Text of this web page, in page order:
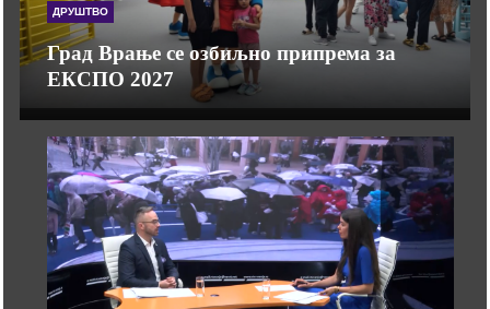
ДРУШТВО
Град Врање се озбиљно припрема за
ЕКСПО 2027